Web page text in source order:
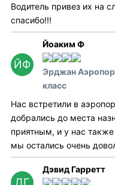
Водитель привез их на
спасибо!!!
ЙФ
Йоаким Ф
Эрджан
класс
Нас встретили в
добрались до места
приятным, и у нас
мы остались очень
ДГ
Дэвид Гарретт